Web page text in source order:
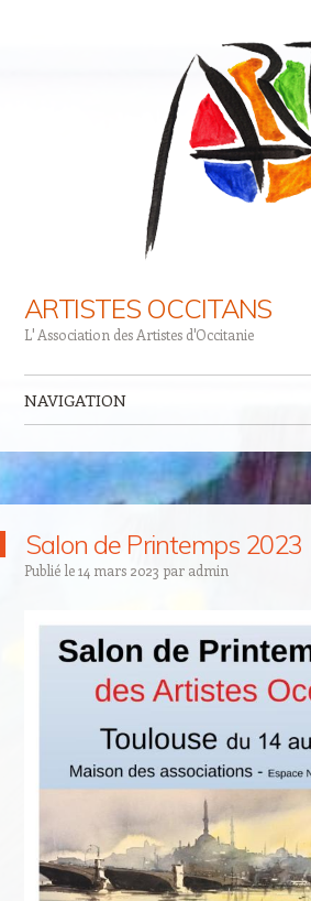
ARTISTES OCCITANS
L' Association des Artistes d'Occitanie
NAVIGATION
Salon de Printemps 2023
Publié le14 mars 2023 par admin